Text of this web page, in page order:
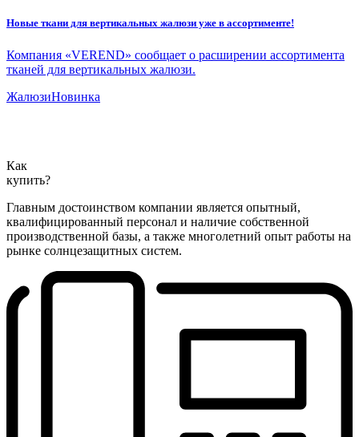
Новые ткани для вертикальных жалюзи уже в ассортименте!
Компания «VEREND» сообщает о расширении ассортимента
тканей для вертикальных жалюзи.
ЖалюзиНовинка
Как
купить?
Главным достоинством компании является опытный,
квалифицированный персонал и наличие собственной
производственной базы, а также многолетний опыт работы на
рынке солнцезащитных систем.